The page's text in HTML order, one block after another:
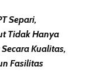
Separi,
Tidak Hanya
Kualitas,
Fasilitas